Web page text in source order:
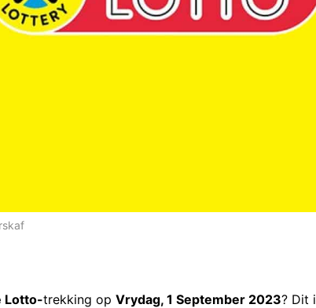
Lotto-trekking op Vrydag, 1 September 2023? Dit